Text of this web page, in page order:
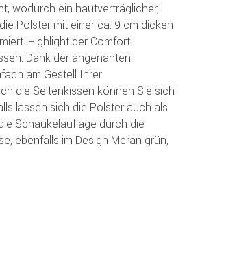
wodurch ein hautverträglicher,
Polster mit einer ca. 9 cm dicken
Highlight der Comfort
Dank der angenähten
am Gestell Ihrer
die Seitenkissen können Sie sich
lassen sich die Polster auch als
Schaukelauflage durch die
ebenfalls im Design Meran grün,